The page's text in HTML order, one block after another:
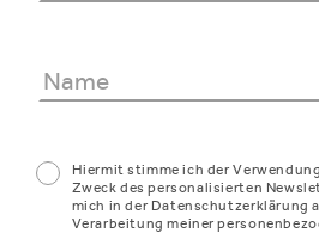
Hiermit stimme ich der
Zweck des personalisierten
mich in der Datenschutzerklärung
Verarbeitung meiner